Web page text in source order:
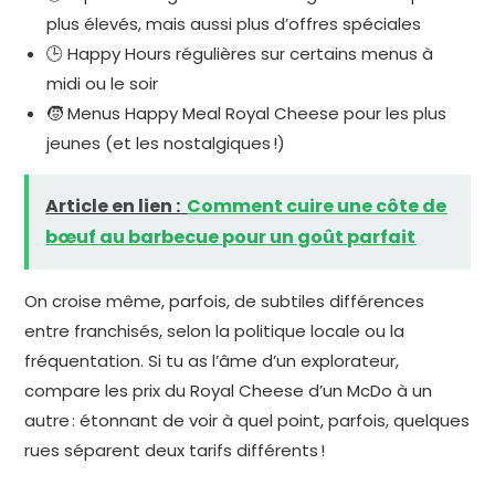
plus élevés, mais aussi plus d’offres spéciales
🕒 Happy Hours régulières sur certains menus à
midi ou le soir
🧒 Menus Happy Meal Royal Cheese pour les plus
jeunes (et les nostalgiques !)
Article en lien : Comment cuire une côte de
bœuf au barbecue pour un goût parfait
On croise même, parfois, de subtiles différences
entre franchisés, selon la politique locale ou la
fréquentation. Si tu as l’âme d’un explorateur,
compare les prix du Royal Cheese d’un McDo à un
autre : étonnant de voir à quel point, parfois, quelques
rues séparent deux tarifs différents !